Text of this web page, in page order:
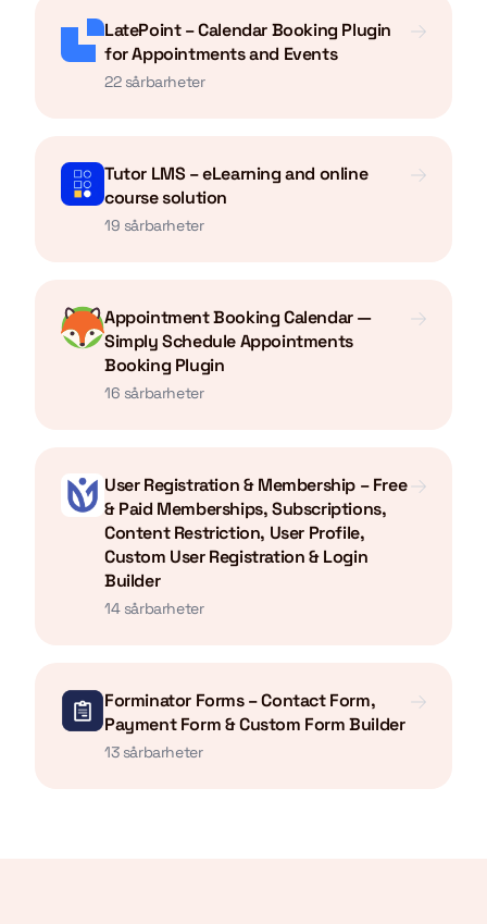
LatePoint – Calendar Booking Plugin
for Appointments and Events
22 sårbarheter
Tutor LMS – eLearning and online
course solution
19 sårbarheter
Appointment Booking Calendar —
Simply Schedule Appointments
Booking Plugin
16 sårbarheter
User Registration & Membership – Free
& Paid Memberships, Subscriptions,
Content Restriction, User Profile,
Custom User Registration & Login
Builder
14 sårbarheter
Forminator Forms – Contact Form,
Payment Form & Custom Form Builder
13 sårbarheter